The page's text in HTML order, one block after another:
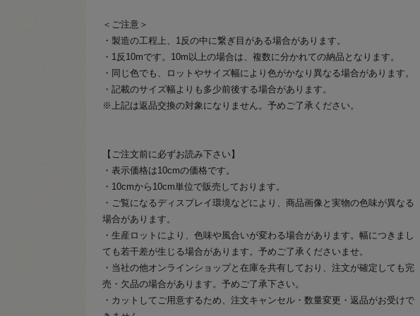
＜ご注意＞
・製造の工程上、1反の中に繋ぎ目がある場合があります。
・1反10mです。10m以上の場合は、複数に分かれての納品となります。
・同じ色でも、ロットやサイズ幅により色がかなり異なる場合があります。
・記載のサイズ幅よりも多少前後する場合があります。
※上記は返品交換の対象になりません。予めご了承ください。
【ご注文前に必ずお読み下さい】
・表示価格は10cmの価格です。
・10cmから10cm単位で販売しております。
・ご覧になるディスプレイ環境などにより、商品画像と実物の色味が異なる
場合があります。
・生産ロットにより、色味や風合いが変わる場合があります。幅につきまし
ても若干差が生じる場合があります。予めご了承くださいませ。
・当社の他オンラインショップと在庫を共有しており、注文が確定しても完
売・欠品の場合があります。予めご了承下さい。
・カットしてご用意するため、注文キャンセル・数量変更・返品がお受けで